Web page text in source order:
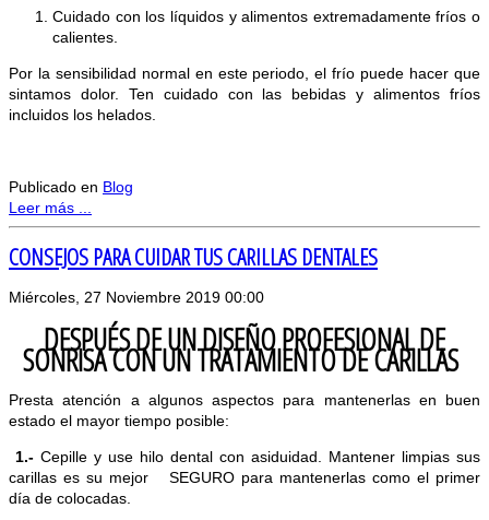
Cuidado con los líquidos y alimentos extremadamente fríos o
calientes.
Por la sensibilidad normal en este periodo, el frío puede hacer que
sintamos dolor. Ten cuidado con las bebidas y alimentos fríos
incluidos los helados.
Publicado en Blog
Leer más ...
CONSEJOS PARA CUIDAR TUS CARILLAS DENTALES
Miércoles, 27 Noviembre 2019 00:00
DESPUÉS DE UN DISEÑO PROFESIONAL DE
SONRISA CON UN TRATAMIENTO DE CARILLAS
Presta atención a algunos aspectos para mantenerlas en buen
estado el mayor tiempo posible:
1.- Cepille y use hilo dental con asiduidad. Mantener limpias sus
carillas es su mejor SEGURO para mantenerlas como el primer
día de colocadas.